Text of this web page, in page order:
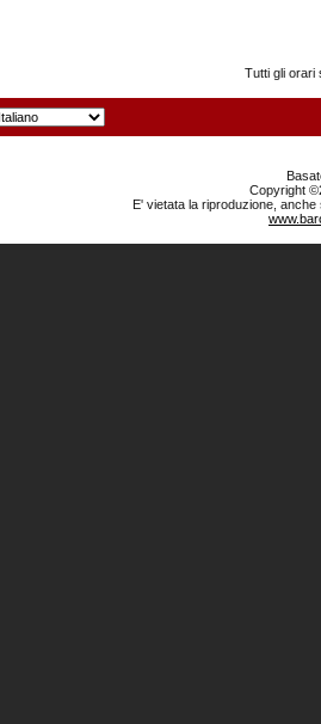
Tutti gli orari
Copyright
E' vietata la riproduzione,